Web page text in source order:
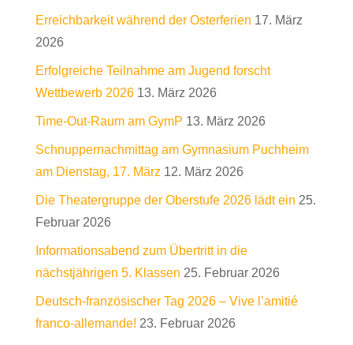
Erreichbarkeit während der Osterferien 17. März
2026
Erfolgreiche Teilnahme am Jugend forscht
Wettbewerb 2026 13. März 2026
Time-Out-Raum am GymP 13. März 2026
Schnuppernachmittag am Gymnasium Puchheim
am Dienstag, 17. März 12. März 2026
Die Theatergruppe der Oberstufe 2026 lädt ein 25.
Februar 2026
Informationsabend zum Übertritt in die
nächstjährigen 5. Klassen 25. Februar 2026
Deutsch-französischer Tag 2026 – Vive l’amitié
franco-allemande! 23. Februar 2026